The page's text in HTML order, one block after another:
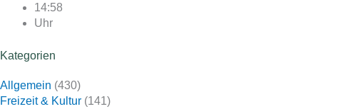
14:58
Uhr
Kategorien
Allgemein (430)
Freizeit & Kultur (141)